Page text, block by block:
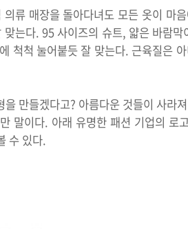
류 매장을 돌아다녀도 모든 옷이 마
는다. 95 사이즈의 슈트, 얇은 바람막
척척 눌어붙듯 잘 맞는다. 근육질은
만들겠다고? 아름다운 것들이 사라
말이다. 아래 유명한 패션 기업의 로
수 있다.